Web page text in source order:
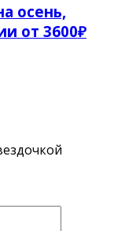
осень,
от 3600₽